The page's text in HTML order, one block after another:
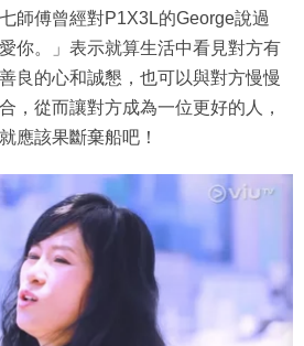
師傅曾經對P1X3L的George說過
你。」表示就算生活中看見對方有
良的心和誠懇，也可以與對方慢慢
，從而讓對方成為一位更好的人，
應該果斷棄船吧！